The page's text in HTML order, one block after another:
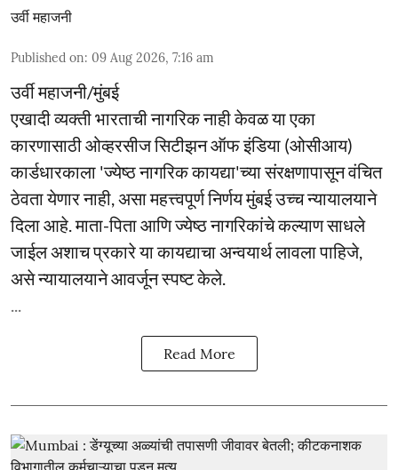
उर्वी महाजनी
Published on: 09 Aug 2026, 7:16 am
उर्वी महाजनी/मुंबई
एखादी व्यक्ती भारताची नागरिक नाही केवळ या एका
कारणासाठी ओव्हरसीज सिटीझन ऑफ इंडिया (ओसीआय)
कार्डधारकाला 'ज्येष्ठ नागरिक कायद्या'च्या संरक्षणापासून वंचित
ठेवता येणार नाही, असा महत्त्वपूर्ण निर्णय मुंबई उच्च न्यायालयाने
दिला आहे. माता-पिता आणि ज्येष्ठ नागरिकांचे कल्याण साधले
जाईल अशाच प्रकारे या कायद्याचा अन्वयार्थ लावला पाहिजे,
असे न्यायालयाने आवर्जून स्पष्ट केले.
Read More